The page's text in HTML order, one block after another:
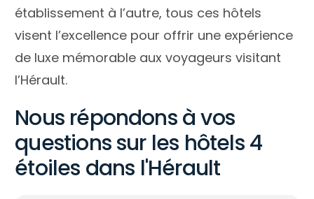
établissement à l’autre, tous ces hôtels
visent l’excellence pour offrir une expérience
de luxe mémorable aux voyageurs visitant
l’Hérault.
Nous répondons à vos
questions sur les hôtels 4
étoiles dans l'Hérault